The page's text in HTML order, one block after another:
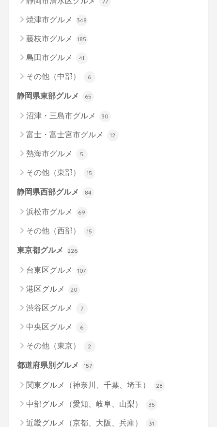
焼津市グルメ 348
藤枝市グルメ 185
島田市グルメ 41
その他（中部） 6
静岡県東部グルメ 65
沼津・三島市グルメ 30
富士・富士宮市グルメ 12
熱海市グルメ 5
その他（東部） 15
静岡県西部グルメ 84
浜松市グルメ 69
その他（西部） 15
東京都グルメ 226
台東区グルメ 107
港区グルメ 20
渋谷区グルメ 7
中央区グルメ 6
その他（東京） 2
都道府県別グルメ 157
関東グルメ（神奈川、千葉、埼玉） 28
中部グルメ（愛知、岐阜、山梨） 35
近畿グルメ（京都、大阪、兵庫） 31